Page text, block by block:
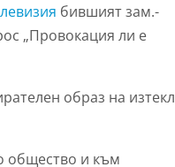
бившият зам.-
„Провокация ли е
образ на
общество и към